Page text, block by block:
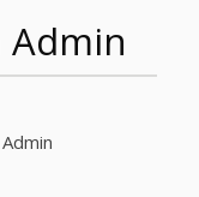
Admin
Admin